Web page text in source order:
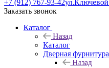
+7 (912) 767-93-42
Заказать звонок
Каталог
Назад
Каталог
Дверная фурнитура
Назад